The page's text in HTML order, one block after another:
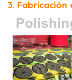
3. Fabricación